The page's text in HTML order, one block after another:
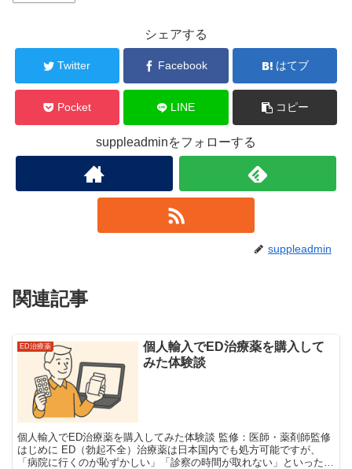
シェアする
Twitter Facebook はてブ
Pocket LINE コピー
suppleadminをフォローする
suppleadmin
関連記事
ED治療薬
個人輸入でED治療薬を購入して
みた体験談
個人輸入でED治療薬を購入してみた体験談 監修：医師・薬剤師監修
はじめに ED（勃起不全）治療薬は日本国内でも処方可能ですが、
「病院に行くのが恥ずかしい」「診察の時間が取れない」といった理